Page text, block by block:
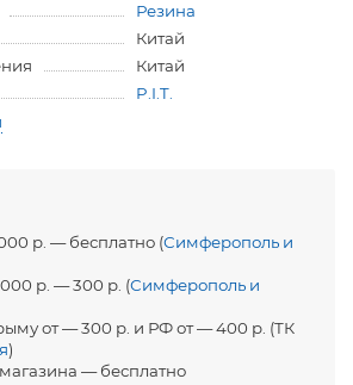
Резина
Китай
Китай
P.I.T.
р. — бесплатно (Симферополь и
р. — 300 р. (Симферополь и
от — 300 р. и РФ от — 400 р. (ТК
)
— бесплатно